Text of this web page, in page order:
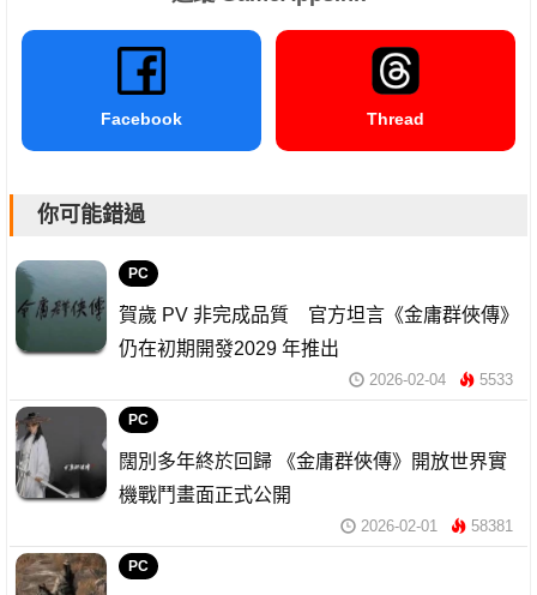
Facebook Thread
你可能錯過
PC
賀歲 PV 非完成品質 官方坦言《金庸群俠傳》
仍在初期開發2029 年推出
2026-02-04 5533
PC
闊別多年終於回歸 《金庸群俠傳》開放世界實
機戰鬥畫面正式公開
2026-02-01 58381
PC